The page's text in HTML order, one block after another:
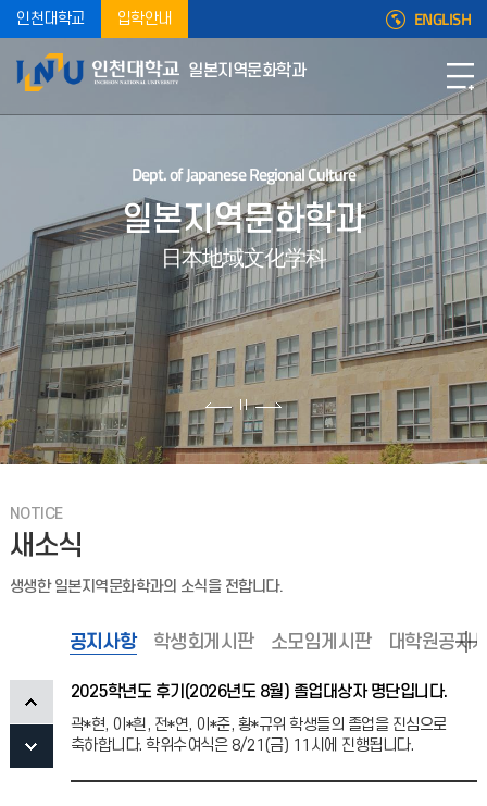
인천대학교 입학안내 ENGLISH
일본지역문화학과
Dept. of Japanese Regional Culture
일본지역문화학과
日本地域文化学科
NOTICE
새소식
생생한 일본지역문화학과의 소식을 전합니다.
공지사항
2026-2학기 일본지역문화기획캡스톤디자인 수강신청 안내
2026-2학기 일본지역문화기획캡스톤디자인 수강신청 예정
학생은첨부한 논문계획서 (1장 이상)을 작성하여 2026.6.26(금)
요일 오후4시까지 학과사무실로 제출바랍니다.교환학생의
2026-1학기 인천대학교 사랑장학금 선발 명단
특히 2, 3학년들의 많은 참관 바랍니다.당연히 수강생
2025학년도 후기(2026년도 8월) 졸업대상자 명단입니다.
곽*현, 이*흰, 전*연, 이*준, 황*규위 학생들의 졸업을 진심으로
축하합니다. 학위수여식은 8/21(금) 11시에 진행됩니다.
학생회게시판 소모임게시판 대학원공지